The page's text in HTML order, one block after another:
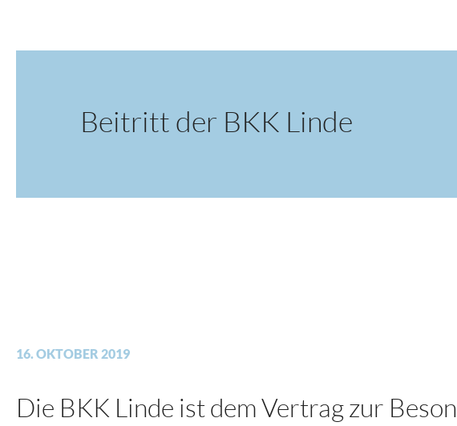
Beitritt der BKK Linde
16. OKTOBER 2019
Die BKK Linde ist dem Vertrag zur